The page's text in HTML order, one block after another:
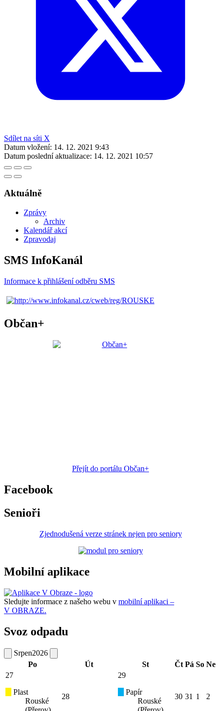
Sdílet na síti X
Datum vložení: 14. 12. 2021 9:43
Datum poslední aktualizace: 14. 12. 2021 10:57
Aktuálně
Zprávy
Archiv
Kalendář akcí
Zpravodaj
SMS InfoKanál
Informace k přihlášení odběru SMS
Občan+
Přejít do portálu Občan+
Facebook
Senioři
Zjednodušená verze stránek nejen pro seniory
Mobilní aplikace
Sledujte informace z našeho webu v mobilní aplikaci –
V OBRAZE.
Svoz odpadu
Srpen2026
Po
Út St Čt Pá So Ne
27
Plast
Rouské
28
29
Papír
Rouské
30 31 1 2